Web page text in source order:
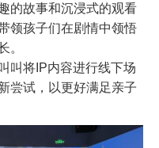
的故事和沉浸式的观看
领孩子们在剧情中领悟
。
叫将 IP内容进行线下场
尝试，以更好满足亲子